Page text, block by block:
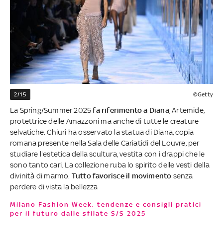
2/15 ©Getty
La Spring/Summer 2025fa riferimento a Diana, Artemide,
protettrice delle Amazzoni ma anche di tutte le creature
selvatiche. Chiuri ha osservato la statua di Diana, copia
romana presente nella Sala delle Cariatidi del Louvre, per
studiare l'estetica della scultura, vestita con i drappi che le
sono tanto cari. La collezione ruba lo spirito delle vesti della
divinità di marmo. Tutto favorisce il movimento senza
perdere di vista la bellezza
Milano Fashion Week, tendenze e consigli pratici
per il futuro dalle sfilate S/S 2025